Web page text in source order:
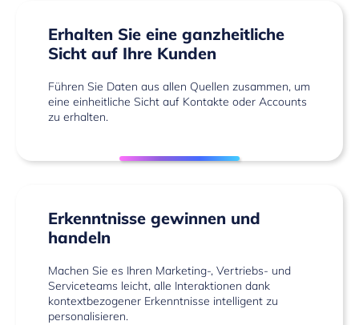
Erhalten Sie eine ganzheitliche
Sicht auf Ihre Kunden
Führen Sie Daten aus allen Quellen zusammen, um
eine einheitliche Sicht auf Kontakte oder Accounts
zu erhalten.
Erkenntnisse gewinnen und
handeln
Machen Sie es Ihren Marketing-, Vertriebs- und
Serviceteams leicht, alle Interaktionen dank
kontextbezogener Erkenntnisse intelligent zu
personalisieren.